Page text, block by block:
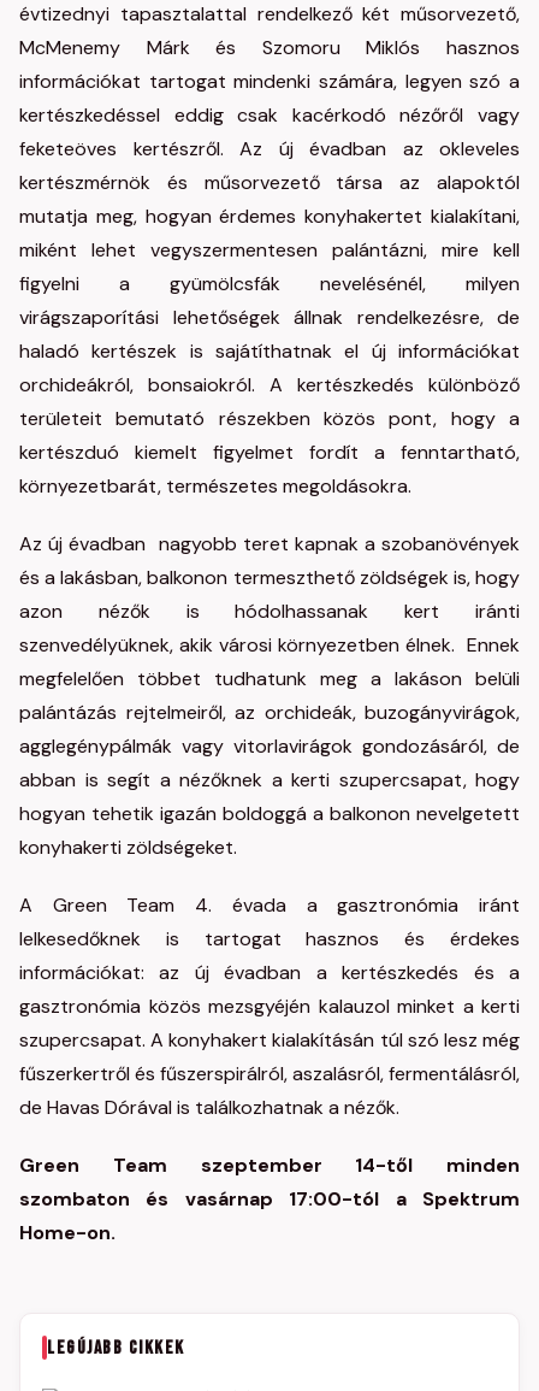
évtizednyi tapasztalattal rendelkező két műsorvezető,
McMenemy Márk és Szomoru Miklós hasznos
információkat tartogat mindenki számára, legyen szó a
kertészkedéssel eddig csak kacérkodó nézőről vagy
feketeöves kertészről. Az új évadban az okleveles
kertészmérnök és műsorvezető társa az alapoktól
mutatja meg, hogyan érdemes konyhakertet kialakítani,
miként lehet vegyszermentesen palántázni, mire kell
figyelni a gyümölcsfák nevelésénél, milyen
virágszaporítási lehetőségek állnak rendelkezésre, de
haladó kertészek is sajátíthatnak el új információkat
orchideákról, bonsaiokról. A kertészkedés különböző
területeit bemutató részekben közös pont, hogy a
kertészduó kiemelt figyelmet fordít a fenntartható,
környezetbarát, természetes megoldásokra.
Az új évadban nagyobb teret kapnak a szobanövények
és a lakásban, balkonon termeszthető zöldségek is, hogy
azon nézők is hódolhassanak kert iránti
szenvedélyüknek, akik városi környezetben élnek. Ennek
megfelelően többet tudhatunk meg a lakáson belüli
palántázás rejtelmeiről, az orchideák, buzogányvirágok,
agglegénypálmák vagy vitorlavirágok gondozásáról, de
abban is segít a nézőknek a kerti szupercsapat, hogy
hogyan tehetik igazán boldoggá a balkonon nevelgetett
konyhakerti zöldségeket.
A Green Team 4. évada a gasztronómia iránt
lelkesedőknek is tartogat hasznos és érdekes
információkat: az új évadban a kertészkedés és a
gasztronómia közös mezsgyéjén kalauzol minket a kerti
szupercsapat. A konyhakert kialakításán túl szó lesz még
fűszerkertről és fűszerspirálról, aszalásról, fermentálásról,
de Havas Dórával is találkozhatnak a nézők.
Green Team szeptember 14-től minden
szombaton és vasárnap 17:00-tól a Spektrum
Home-on.
LEGÚJABB CIKKEK